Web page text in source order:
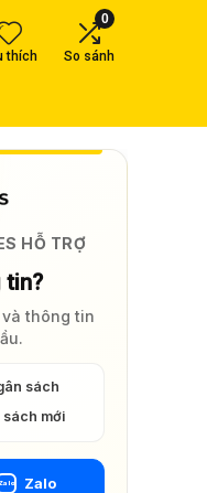
thích
0
So sánh
HỖ TRỢ
tin?
thông tin
sách
sách mới
Zalo Zalo